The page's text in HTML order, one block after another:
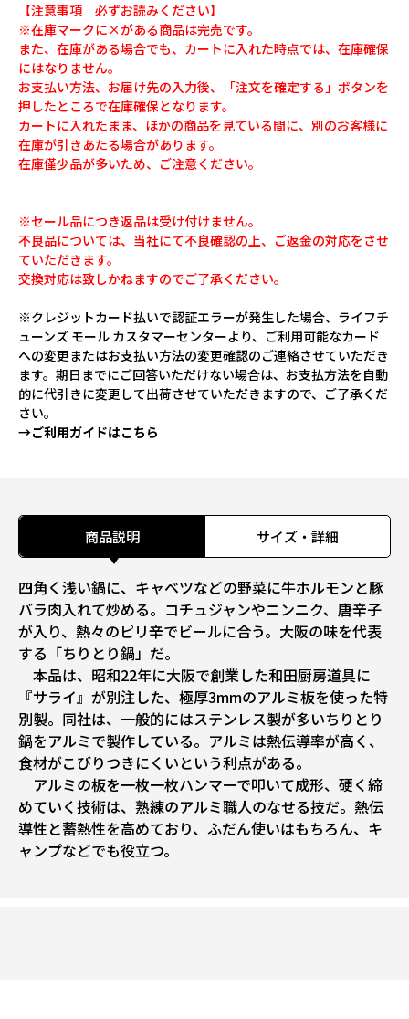
【注意事項 必ずお読みください】
※在庫マークに×がある商品は完売です。
また、在庫がある場合でも、カートに入れた時点では、在庫確保
にはなりません。
お支払い方法、お届け先の入力後、「注文を確定する」ボタンを
押したところで在庫確保となります。
カートに入れたまま、ほかの商品を見ている間に、別のお客様に
在庫が引きあたる場合があります。
在庫僅少品が多いため、ご注意ください。
※セール品につき返品は受け付けません。
不良品については、当社にて不良確認の上、ご返金の対応をさせ
ていただきます。
交換対応は致しかねますのでご了承ください。
※クレジットカード払いで認証エラーが発生した場合、ライフチ
ューンズ モール カスタマーセンターより、ご利用可能なカード
への変更またはお支払い方法の変更確認のご連絡させていただき
ます。期日までにご回答いただけない場合は、お支払方法を自動
的に代引きに変更して出荷させていただきますので、ご了承くだ
さい。
→ご利用ガイドはこちら
商品説明 サイズ・詳細
四角く浅い鍋に、キャベツなどの野菜に牛ホルモンと豚
バラ肉入れて炒める。コチュジャンやニンニク、唐辛子
が入り、熱々のピリ辛でビールに合う。大阪の味を代表
する「ちりとり鍋」だ。
本品は、昭和22年に大阪で創業した和田厨房道具に
『サライ』が別注した、極厚3mmのアルミ板を使った特
別製。同社は、一般的にはステンレス製が多いちりとり
鍋をアルミで製作している。アルミは熱伝導率が高く、
食材がこびりつきにくいという利点がある。
アルミの板を一枚一枚ハンマーで叩いて成形、硬く締
めていく技術は、熟練のアルミ職人のなせる技だ。熱伝
導性と蓄熱性を高めており、ふだん使いはもちろん、キ
ャンプなどでも役立つ。